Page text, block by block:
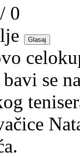
/ 0
bavi se